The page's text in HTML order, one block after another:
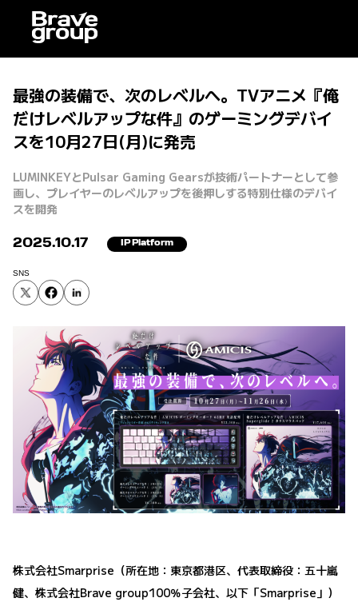
最強の装備で、次のレベルへ。TVアニメ『俺
だけレベルアップな件』のゲーミングデバイ
スを10月27日(月)に発売
LUMINKEYとPulsar Gaming Gearsが技術パートナーとして参
画し、プレイヤーのレベルアップを後押しする特別仕様のデバイ
スを開発
2025.10.17 IP Platform
SNS
株式会社Smarprise（所在地：東京都港区、代表取締役：五十嵐
健、株式会社Brave group100％子会社、以下「Smarprise」）